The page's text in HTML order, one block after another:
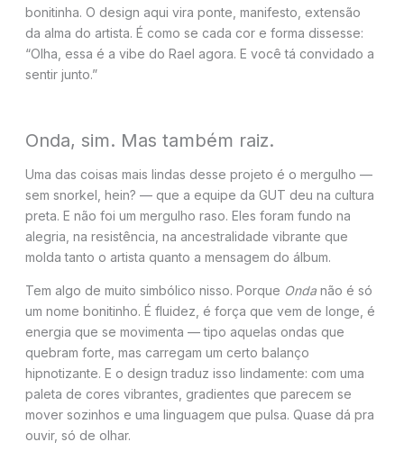
bonitinha. O design aqui vira ponte, manifesto, extensão
da alma do artista. É como se cada cor e forma dissesse:
“Olha, essa é a vibe do Rael agora. E você tá convidado a
sentir junto.”
Onda, sim. Mas também raiz.
Uma das coisas mais lindas desse projeto é o mergulho —
sem snorkel, hein? — que a equipe da GUT deu na cultura
preta. E não foi um mergulho raso. Eles foram fundo na
alegria, na resistência, na ancestralidade vibrante que
molda tanto o artista quanto a mensagem do álbum.
Tem algo de muito simbólico nisso. Porque Ondanão é só
um nome bonitinho. É fluidez, é força que vem de longe, é
energia que se movimenta — tipo aquelas ondas que
quebram forte, mas carregam um certo balanço
hipnotizante. E o design traduz isso lindamente: com uma
paleta de cores vibrantes, gradientes que parecem se
mover sozinhos e uma linguagem que pulsa. Quase dá pra
ouvir, só de olhar.